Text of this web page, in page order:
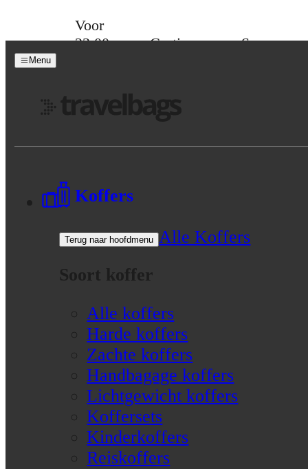
Voor
23:00
Gratis
Spaar
Menu
Koffers
Terug naar hoofdmenu
Alle Koffers
Soort koffer
Alle koffers
Harde koffers
Zachte koffers
Handbagage koffers
Lichtgewicht koffers
Koffersets
Kinderkoffers
Reiskoffers